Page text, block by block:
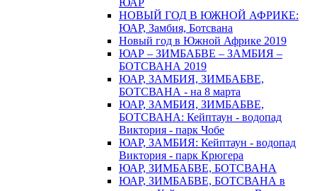
ЮАР
НОВЫЙ ГОД В ЮЖНОЙ АФРИКЕ:
ЮАР, Замбия, Ботсвана
Новый год в Южной Африке 2019
ЮАР – ЗИМБАБВЕ – ЗАМБИЯ –
БОТСВАНА 2019
ЮАР, ЗАМБИЯ, ЗИМБАБВЕ,
БОТСВАНА - на 8 марта
ЮАР, ЗАМБИЯ, ЗИМБАБВЕ,
БОТСВАНА: Кейптаун - водопад
Виктория - парк Чобе
ЮАР, ЗАМБИЯ: Кейптаун - водопад
Виктория - парк Крюгера
ЮАР, ЗИМБАБВЕ, БОТСВАНА
ЮАР, ЗИМБАБВЕ, БОТСВАНА в